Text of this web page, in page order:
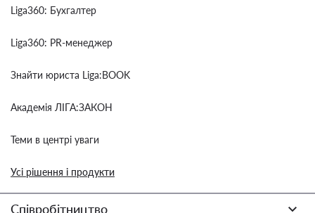
Liga360: Бухгалтер
Liga360: PR-менеджер
Знайти юриста Liga:BOOK
Академія ЛІГА:ЗАКОН
Теми в центрі уваги
Усі рішення і продукти
Співробітництво